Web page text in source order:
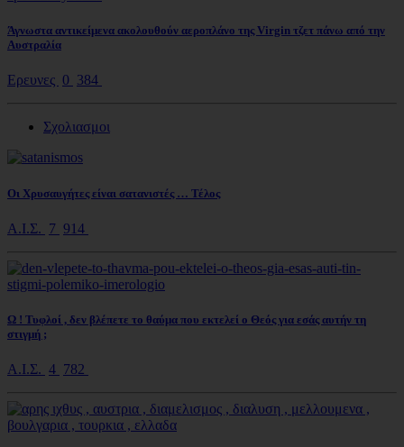
Άγνωστα αντικείμενα ακολουθούν αεροπλάνο της Virgin τζετ πάνω από την
Αυστραλία
Ερευνες 0 384
Σχολιασμοι
Οι Χρυσαυγήτες είναι σατανιστές … Τέλος
Α.Ι.Σ. 7 914
Ω ! Τυφλοί , δεν βλέπετε το θαύμα που εκτελεί ο Θεός για εσάς αυτήν τη
στιγμή ;
Α.Ι.Σ. 4 782